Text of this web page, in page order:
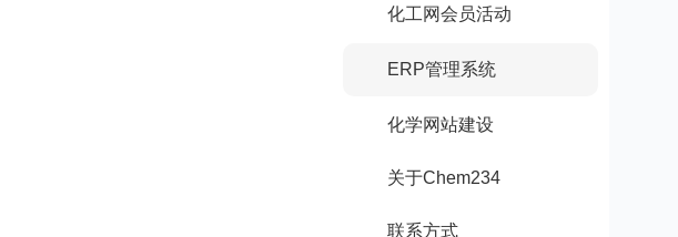
REACH)注册
化工网会员活动
ERP管理系统
化学网站建设
关于Chem234
联系方式